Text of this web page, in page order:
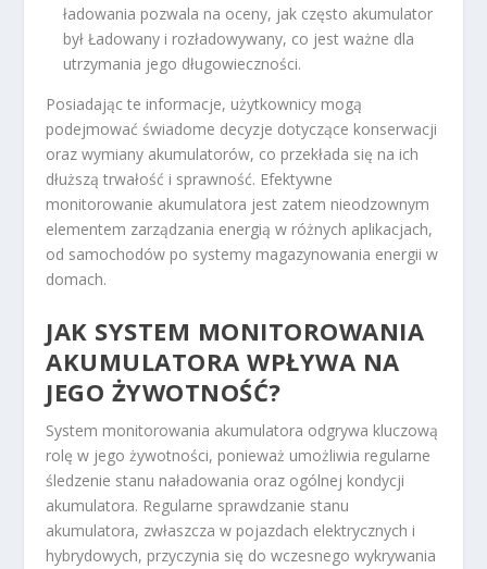
ładowania pozwala na oceny, jak często akumulator
był Ładowany i rozładowywany, co jest ważne dla
utrzymania jego długowieczności.
Posiadając te informacje, użytkownicy mogą
podejmować świadome decyzje dotyczące konserwacji
oraz wymiany akumulatorów, co przekłada się na ich
dłuższą trwałość i sprawność. Efektywne
monitorowanie akumulatora jest zatem nieodzownym
elementem zarządzania energią w różnych aplikacjach,
od samochodów po systemy magazynowania energii w
domach.
JAK SYSTEM MONITOROWANIA
AKUMULATORA WPŁYWA NA
JEGO ŻYWOTNOŚĆ?
System monitorowania akumulatora odgrywa kluczową
rolę w jego żywotności, ponieważ umożliwia regularne
śledzenie stanu naładowania oraz ogólnej kondycji
akumulatora. Regularne sprawdzanie stanu
akumulatora, zwłaszcza w pojazdach elektrycznych i
hybrydowych, przyczynia się do wczesnego wykrywania